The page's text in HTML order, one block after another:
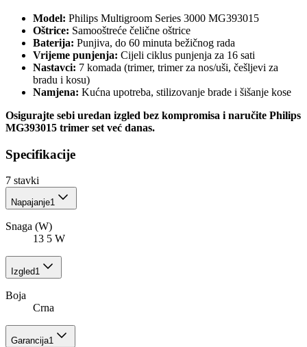
Model: Philips Multigroom Series 3000 MG393015
Oštrice: Samooštreće čelične oštrice
Baterija: Punjiva, do 60 minuta bežičnog rada
Vrijeme punjenja: Cijeli ciklus punjenja za 16 sati
Nastavci: 7 komada (trimer, trimer za nos/uši, češljevi za
bradu i kosu)
Namjena: Kućna upotreba, stilizovanje brade i šišanje kose
Osigurajte sebi uredan izgled bez kompromisa i naručite Philips
MG393015 trimer set već danas.
Specifikacije
7 stavki
Napajanje1
Snaga (W)
13 5 W
Izgled1
Boja
Crna
Garancija1